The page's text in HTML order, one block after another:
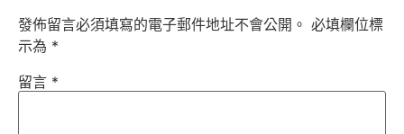
發佈留言必須填寫的電子郵件地址不會公開。 必填欄位標
示為 *
留言 *